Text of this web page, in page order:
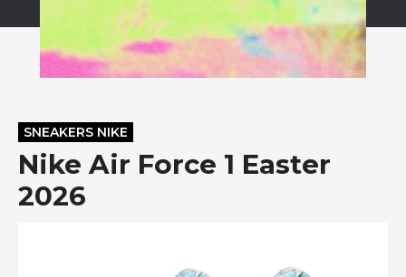
SNEAKERS NIKE
Nike Air Force 1 Easter
2026